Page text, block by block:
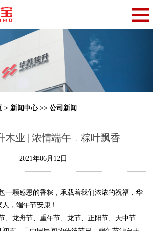
> 新闻中心>> 公司新闻
木业 | 浓情端午，粽叶飘香
2021年06月12日
一颗感恩的香粽，承载着我们浓浓的祝福， 华
，端午节安康！
、龙舟节、重午节、龙节、正阳节、天中节